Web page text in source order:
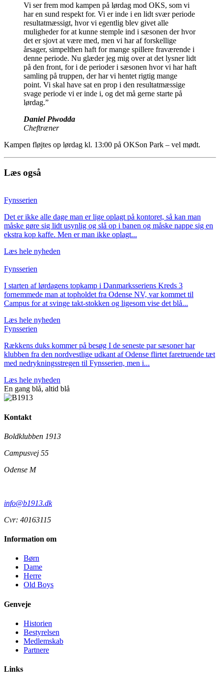
Vi ser frem mod kampen på lørdag mod OKS, som vi
har en sund respekt for. Vi er inde i en lidt svær periode
resultatmæssigt, hvor vi egentlig blev givet alle
muligheder for at kunne stemple ind i sæsonen der hvor
det er sjovt at være med, men vi har af forskellige
årsager, simpelthen haft for mange spillere fraværende i
denne periode. Nu glæder jeg mig over at det lysner lidt
på den front, for i de perioder i sæsonen hvor vi har haft
samling på truppen, der har vi hentet rigtig mange
point. Vi skal have sat en prop i den resultatmæssige
svage periode vi er inde i, og det må gerne starte på
lørdag.”
Daniel Piwodda
Cheftræner
Kampen fløjtes op lørdag kl. 13:00 på OKSon Park – vel mødt.
Læs også
Fynsserien
Det er ikke alle dage man er lige oplagt på kontoret, så kan man
måske gøre sig lidt usynlig og slå op i banen og måske nappe sig en
ekstra kop kaffe. Men er man ikke oplagt...
Læs hele nyheden
Fynsserien
I starten af lørdagens topkamp i Danmarksseriens Kreds 3
fornemmede man at topholdet fra Odense NV, var kommet til
Campus for at svinge takt-stokken og ligesom vise det blå...
Læs hele nyheden
Fynsserien
Rækkens duks kommer på besøg I de seneste par sæsoner har
klubben fra den nordvestlige udkant af Odense flirtet faretruende tæt
med nedrykningsstregen til Fynsserien, men i...
Læs hele nyheden
En gang blå, altid blå
Kontakt
Boldklubben 1913
Campusvej 55
Odense M
info@b1913.dk
Cvr: 40163115
Information om
Børn
Dame
Herre
Old Boys
Genveje
Historien
Bestyrelsen
Medlemskab
Partnere
Links